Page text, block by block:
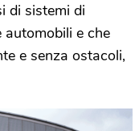
di sistemi di
e che
e senza ostacoli,